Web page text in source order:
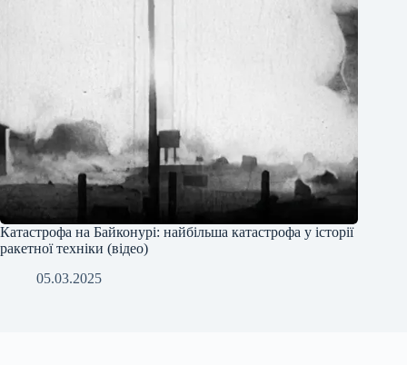
Катастрофа на Байконурі: найбільша катастрофа у історії
ракетної техніки (відео)
05.03.2025